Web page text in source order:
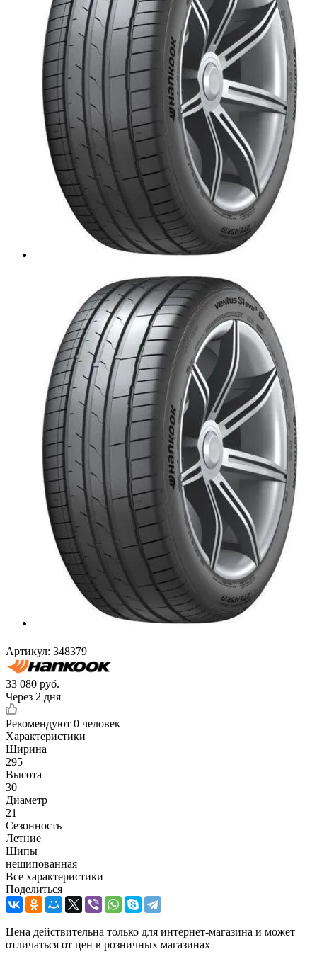
Артикул: 348379
33 080 руб.
Через 2 дня
Рекомендуют 0 человек
Характеристики
Ширина
295
Высота
30
Диаметр
21
Сезонность
Летние
Шипы
нешипованная
Все характеристики
Поделиться
Цена действительна только для интернет-магазина и может
отличаться от цен в розничных магазинах